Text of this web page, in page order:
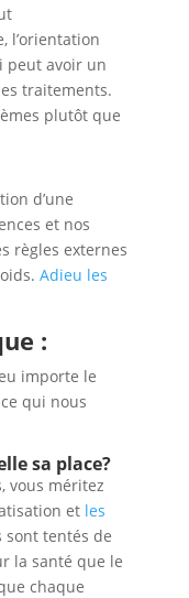
l’orientation
peut avoir un
traitements.
plutôt que
d’une
et nos
règles externes
Adieu les
:
importe le
qui nous
sa place?
vous méritez
et les
tentés de
la santé que le
chaque